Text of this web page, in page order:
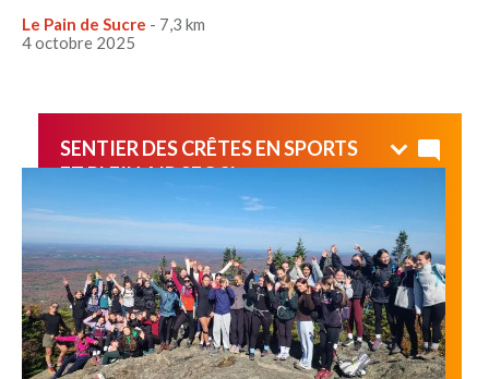
Le Pain de Sucre - 7,3 km
4 octobre 2025
SENTIER DES CRÊTES EN SPORTS
ET PLEIN AIR SEC 3!
Superbe randonnée sous le soleil!
10.4 km jusqu'au pied du Mont Orford